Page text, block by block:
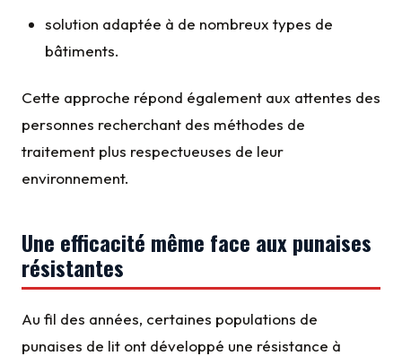
solution adaptée à de nombreux types de
bâtiments.
Cette approche répond également aux attentes des
personnes recherchant des méthodes de
traitement plus respectueuses de leur
environnement.
Une efficacité même face aux punaises
résistantes
Au fil des années, certaines populations de
punaises de lit ont développé une résistance à